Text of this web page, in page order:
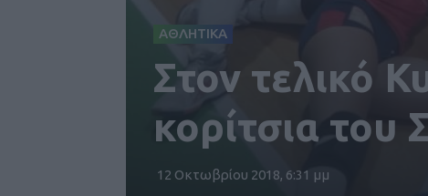
ΑΘΛΗΤΙΚΑ
Στον τελικό
κορίτσια του
12 Οκτωβρίου 2018, 6:31 μμ